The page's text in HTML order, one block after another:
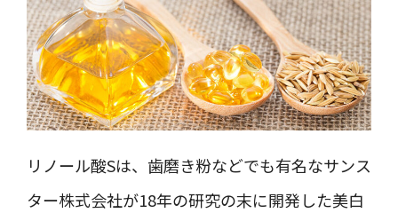
リノール酸Sは、歯磨き粉などでも有名なサンス
ター株式会社が18年の研究の末に開発した美白